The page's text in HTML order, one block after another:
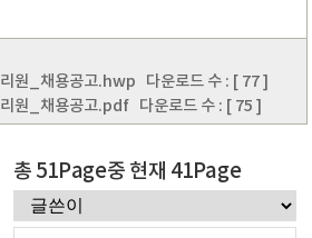
원_채용공고.hwp 다운로드 수 : [ 77 ]
원_채용공고.pdf 다운로드 수 : [ 75 ]
총 51Page중 현재 41Page